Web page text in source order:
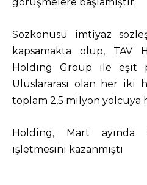
Sözkonusu imtiyaz
kapsamakta olup, TAV
Holding Group ile eşit
Uluslararası olan her iki
toplam 2,5 milyon yolcuya
Holding, Mart ayında
işletmesini kazanmıştı